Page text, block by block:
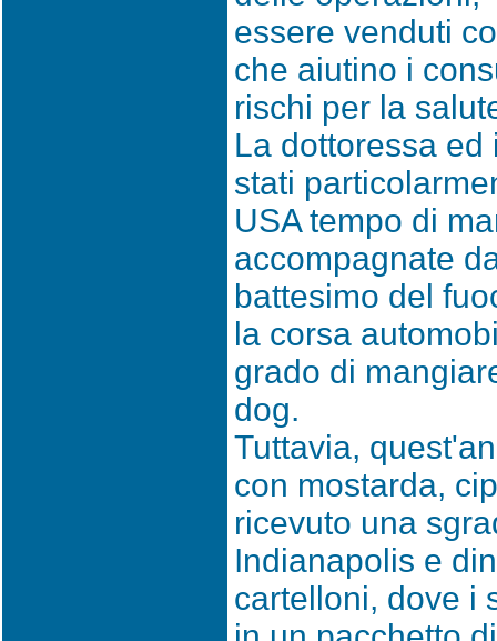
essere venduti
che aiutino i
rischi per la
La dottoressa
stati
USA tempo di
accompagnate
battesimo del
la corsa
grado di
dog.
Tuttavia,
con mostarda,
ricevuto una
Indianapolis e
cartelloni, dove i